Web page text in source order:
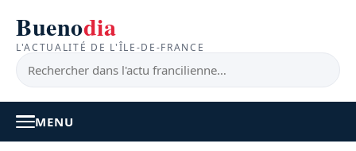
Buenodia
L'ACTUALITÉ DE L'ÎLE-DE-FRANCE
MENU